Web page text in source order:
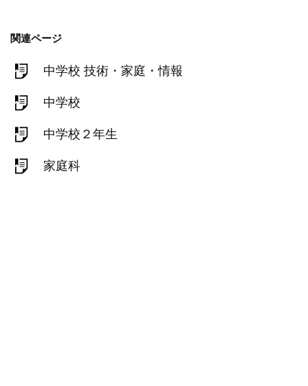
関連ページ
中学校 技術・家庭・情報
中学校
中学校２年生
家庭科